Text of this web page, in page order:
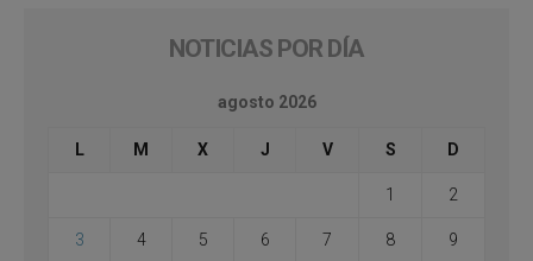
NOTICIAS POR DÍA
agosto 2026
L M X J V S D
1 2
3 4 5 6 7 8 9